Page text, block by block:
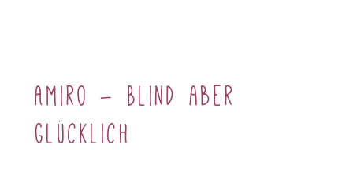
Amiro – Blind aber
glücklich